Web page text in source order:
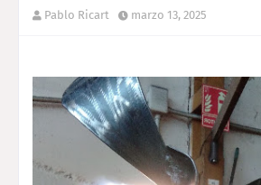
Pablo Ricart marzo 13, 2025